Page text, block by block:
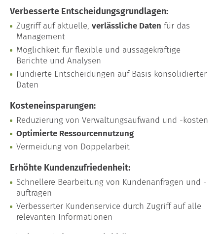
Verbesserte Entscheidungsgrundlagen:
Zugriff auf aktuelle, verlässliche Daten für das
Management
Möglichkeit für flexible und aussagekräftige
Berichte und Analysen
Fundierte Entscheidungen auf Basis konsolidierter
Daten
Kosteneinsparungen:
Reduzierung von Verwaltungsaufwand und -kosten
Optimierte Ressourcennutzung
Vermeidung von Doppelarbeit
Erhöhte Kundenzufriedenheit:
Schnellere Bearbeitung von Kundenanfragen und -
aufträgen
Verbesserter Kundenservice durch Zugriff auf alle
relevanten Informationen